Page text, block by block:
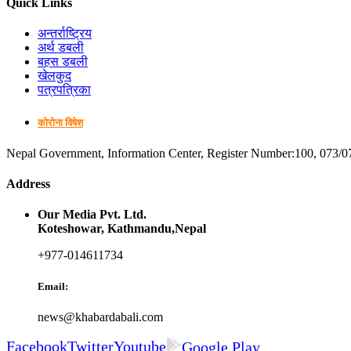
Quick Links
अन्तर्राष्ट्रिय
अर्थ डबली
बहस डबली
खेलकुद
पत्रपत्रिका
कोरोना विषेश
Nepal Government, Information Center, Register Number:100, 073/
Address
Our Media Pvt. Ltd.
Koteshowar, Kathmandu,Nepal
+977-014611734
Email:
news@khabardabali.com
FacebookTwitterYoutube Google Play